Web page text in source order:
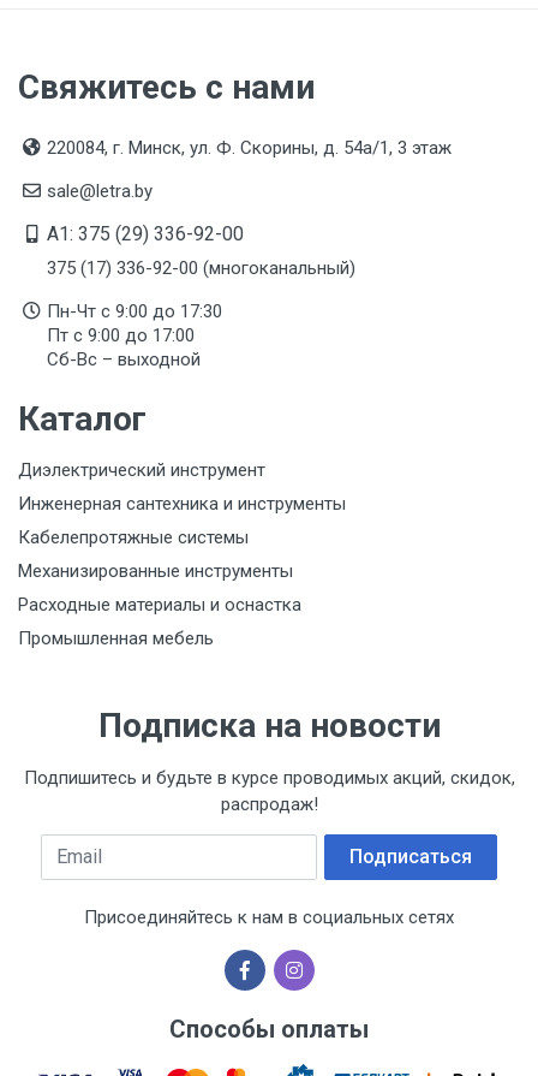
Свяжитесь с нами
220084, г. Минск, ул. Ф. Скорины, д. 54а/1, 3 этаж
sale@letra.by
A1: 375 (29) 336-92-00
375 (17) 336-92-00 (многоканальный)
Пн-Чт с 9:00 до 17:30
Пт с 9:00 до 17:00
Сб-Вс – выходной
Каталог
Диэлектрический инструмент
Инженерная сантехника и инструменты
Кабелепротяжные системы
Механизированные инструменты
Расходные материалы и оснастка
Промышленная мебель
Подписка на новости
Подпишитесь и будьте в курсе проводимых акций, скидок,
распродаж!
Email Подписаться
Присоединяйтесь к нам в социальных сетях
Способы оплаты